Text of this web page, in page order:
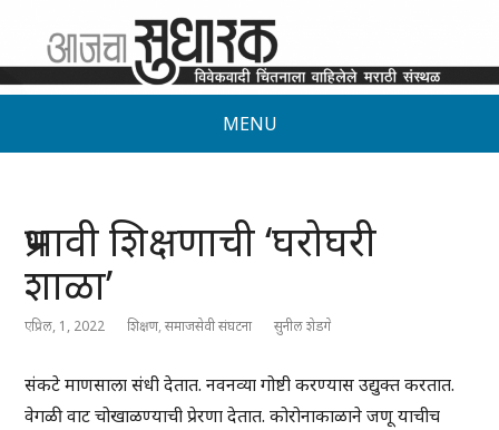
MENU
प्रभावी शिक्षणाची ‘घरोघरी
शाळा’
एप्रिल, 1, 2022 शिक्षण,समाजसेवी संघटना सुनील शेडगे
संकटे माणसाला संधी देतात. नवनव्या गोष्टी करण्यास उद्युक्त करतात.
वेगळी वाट चोखाळण्याची प्रेरणा देतात. कोरोनाकाळाने जणू याचीच